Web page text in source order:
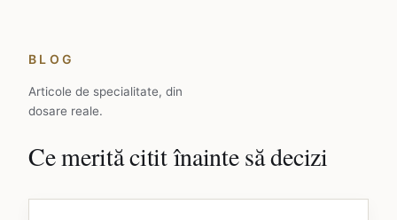
BLOG
Articole de specialitate, din
dosare reale.
Ce merită citit înainte să decizi